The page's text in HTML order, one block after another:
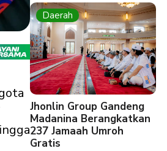
Daerah
Jhonlin Group Gandeng
Madanina Berangkatkan
237 Jamaah Umroh
Gratis